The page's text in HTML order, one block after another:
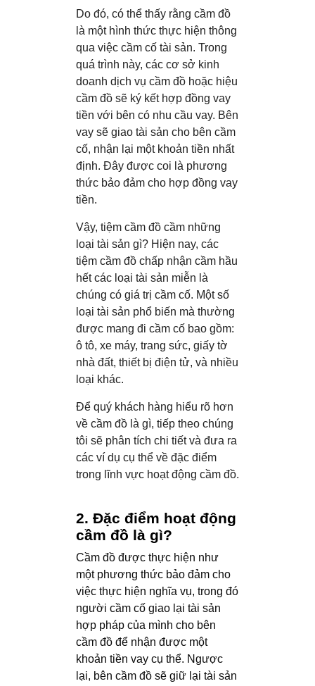
Do đó, có thể thấy rằng cầm đồ
là một hình thức thực hiện thông
qua việc cầm cố tài sản. Trong
quá trình này, các cơ sở kinh
doanh dịch vụ cầm đồ hoặc hiệu
cầm đồ sẽ ký kết hợp đồng vay
tiền với bên có nhu cầu vay. Bên
vay sẽ giao tài sản cho bên cầm
cố, nhận lại một khoản tiền nhất
định. Đây được coi là phương
thức bảo đảm cho hợp đồng vay
tiền.
Vậy, tiệm cầm đồ cầm những
loại tài sản gì? Hiện nay, các
tiệm cầm đồ chấp nhận cầm hầu
hết các loại tài sản miễn là
chúng có giá trị cầm cố. Một số
loại tài sản phổ biến mà thường
được mang đi cầm cố bao gồm:
ô tô, xe máy, trang sức, giấy tờ
nhà đất, thiết bị điện tử, và nhiều
loại khác.
Để quý khách hàng hiểu rõ hơn
về cầm đồ là gì, tiếp theo chúng
tôi sẽ phân tích chi tiết và đưa ra
các ví dụ cụ thể về đặc điểm
trong lĩnh vực hoạt động cầm đồ.
2. Đặc điểm hoạt động
cầm đồ là gì?
Cầm đồ được thực hiện như
một phương thức bảo đảm cho
việc thực hiện nghĩa vụ, trong đó
người cầm cố giao lại tài sản
hợp pháp của mình cho bên
cầm đồ để nhận được một
khoản tiền vay cụ thể. Ngược
lại, bên cầm đồ sẽ giữ lại tài sản